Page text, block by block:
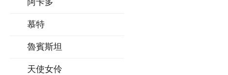
阿卡多
慕特
魯賓斯坦
天使女伶